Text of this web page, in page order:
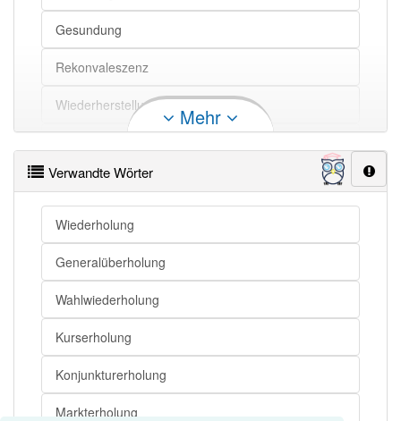
Gesundung
Rekonvaleszenz
Wiederherstellung Mehr
Verwandte Wörter
Wiederholung
Generalüberholung
Wahlwiederholung
Kurserholung
Konjunkturerholung
Markterholung